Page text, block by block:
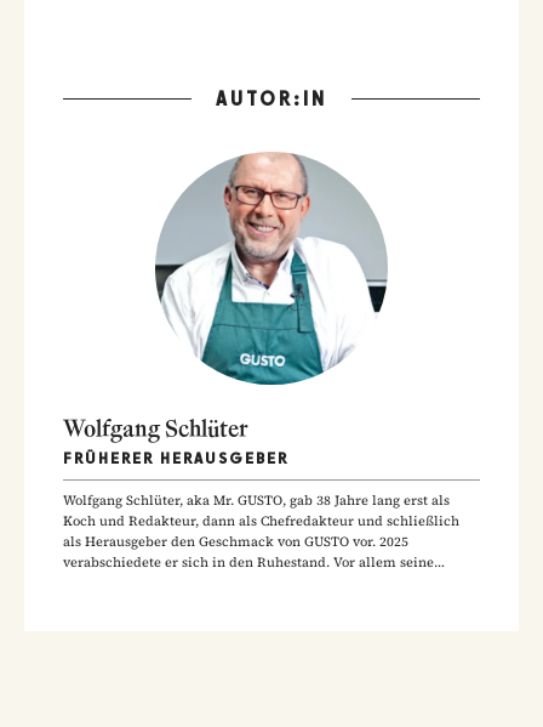
AUTOR:IN
Wolfgang Schlüter
FRÜHERER HERAUSGEBER
Wolfgang Schlüter, aka Mr. GUSTO, gab 38 Jahre lang erst als
Koch und Redakteur, dann als Chefredakteur und schließlich
als Herausgeber den Geschmack von GUSTO vor. 2025
verabschiedete er sich in den Ruhestand. Vor allem seine